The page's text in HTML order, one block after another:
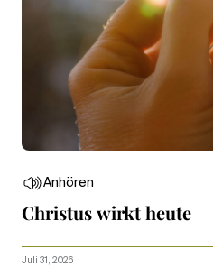
Anhören
Christus wirkt heute
Juli 31, 2026